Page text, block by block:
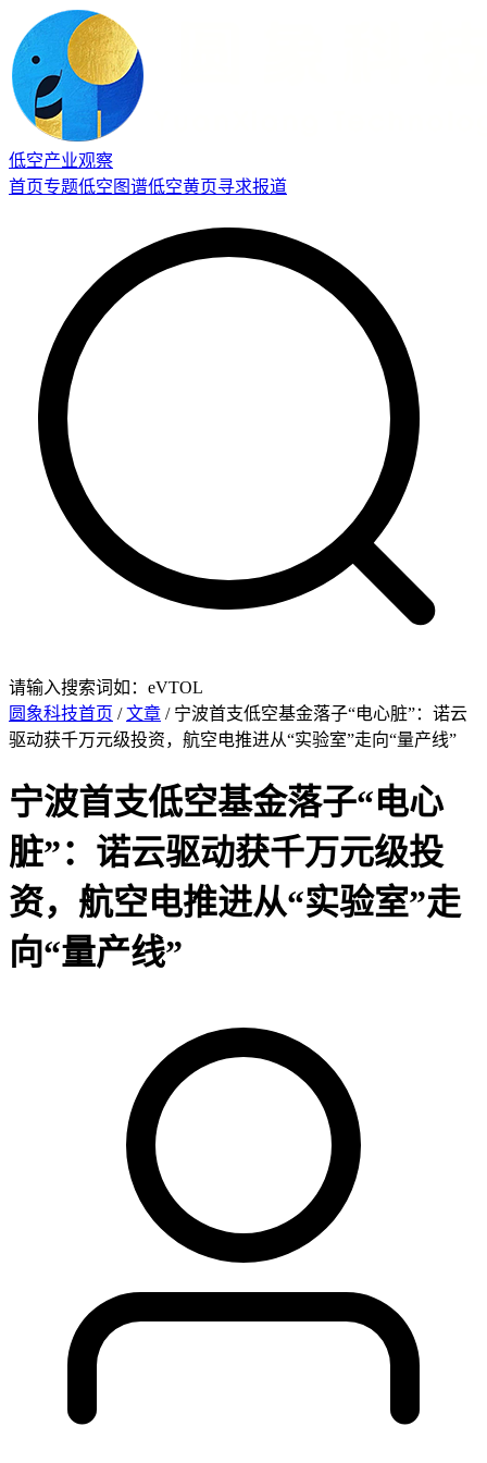
低空产业观察
首页专题低空图谱低空黄页寻求报道
请输入搜索词如：eVTOL
圆象科技首页 /文章 / 宁波首支低空基金落子“电心脏”：诺云
驱动获千万元级投资，航空电推进从“实验室”走向“量产线”
宁波首支低空基金落子“电心
脏”：诺云驱动获千万元级投
资，航空电推进从“实验室”走
向“量产线”